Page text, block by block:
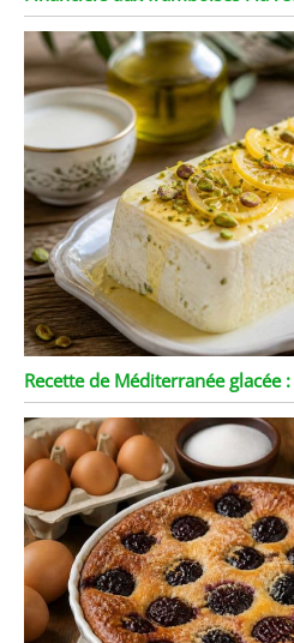
Recette de Méditerranée glacée